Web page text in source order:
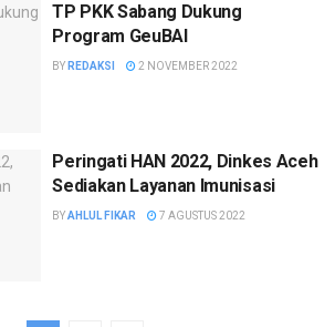
TP PKK Sabang Dukung
Program GeuBAI
BY REDAKSI 2 NOVEMBER 2022
Peringati HAN 2022, Dinkes Aceh
Sediakan Layanan Imunisasi
BYAHLUL FIKAR 7 AGUSTUS 2022